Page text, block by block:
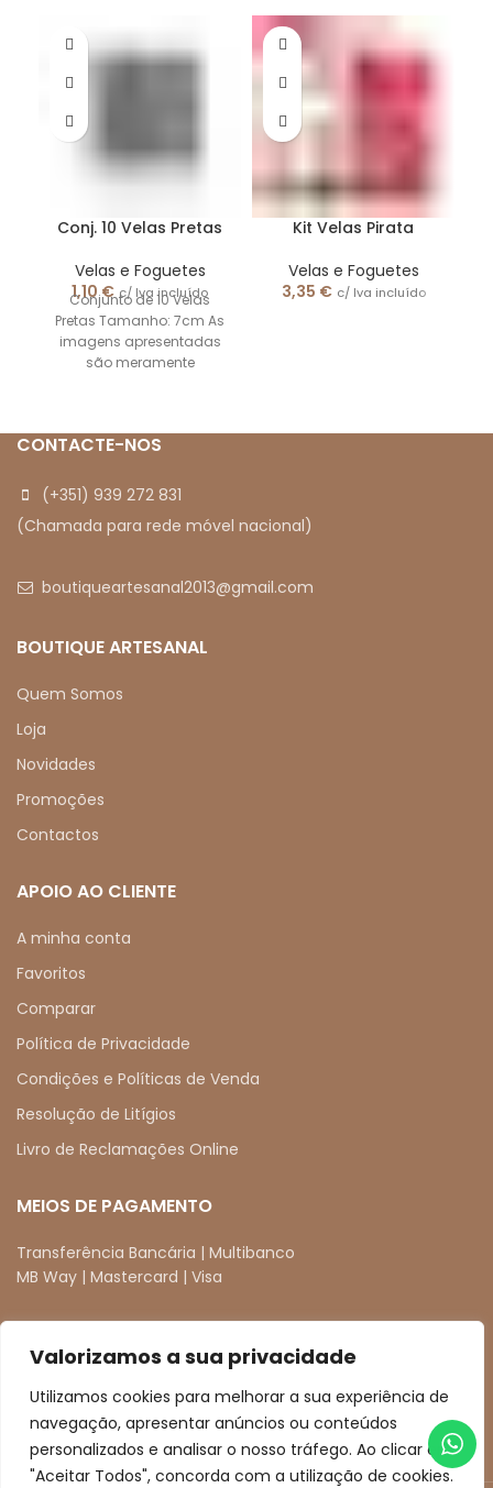
Valorizamos a sua privacidade
Utilizamos cookies para melhorar a sua experiência de
navegação, apresentar anúncios ou conteúdos
personalizados e analisar o nosso tráfego. Ao clicar em
"Aceitar Todos", concorda com a utilização de cookies.
Conj. 10 Velas Pretas
Velas e Foguetes
1,10€ c/ Iva incluído
Conjunto de 10 Velas
Pretas Tamanho: 7cm As
imagens apresentadas
são meramente
Kit Velas Pirata
Velas e Foguetes
3,35 € c/ Iva incluído
CONTACTE-NOS
(+351) 939 272 831
(Chamada para rede móvel nacional)
boutiqueartesanal2013@gmail.com
BOUTIQUE ARTESANAL
Quem Somos
Loja
Novidades
Promoções
Contactos
APOIO AO CLIENTE
A minha conta
Favoritos
Comparar
Política de Privacidade
Condições e Políticas de Venda
Resolução de Litígios
Livro de Reclamações Online
MEIOS DE PAGAMENTO
Transferência Bancária | Multibanco
MB Way | Mastercard | Visa
REDES SOCIAIS
facebookinstagram